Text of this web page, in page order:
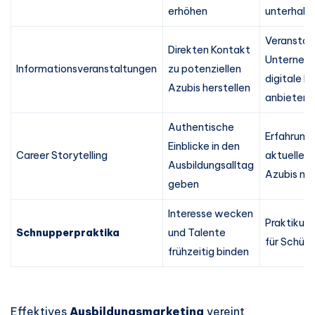
erhöhen
Informationsveranstaltungen
Direkten Kontakt
zu potenziellen
Azubis herstellen
digitale
anbieten
Career Storytelling
Authentische
Einblicke in den
Ausbildungsalltag
geben
aktueller
Azubis
Schnupperpraktika
Interesse wecken
und Talente
frühzeitig binden
für
Effektives Ausbildungsmarketing vereint